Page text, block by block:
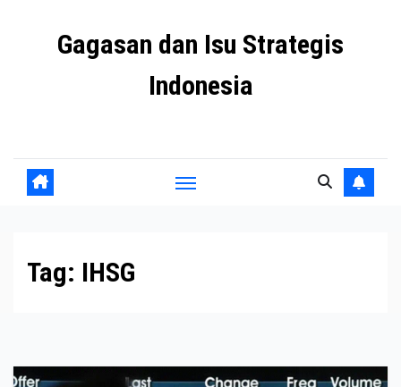
Gagasan dan Isu Strategis
Indonesia
Tag: IHSG